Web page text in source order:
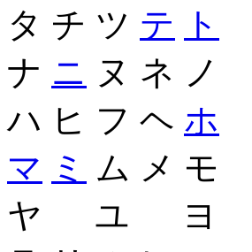
タ チ ツ テ
ト
ナ ニ ヌ ネ ノ
ハ ヒ フ ヘ ホ
マ ミ ム メ モ
ヤ ユ ヨ